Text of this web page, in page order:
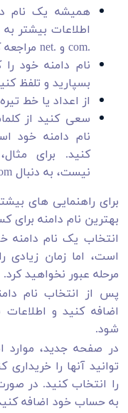
اطلاعات بیشتر
.com و .net مراجعه کنید .
نام دامنه خود
بسپارید و تلفظ
از اعداد یا خط
سعی کنید از
نام دامنه خود
نیست، به دنبال stargardeninghouston.com باشید
برای راهنمایی های
بهترین نام دامنه برای
انتخاب یک نام
است، اما زمان زیادی
مرحله عبور نخواهید کرد.
پس از انتخاب نام
اضافه کنید و اطلاعات
شود.
در صفحه جدید،
توانید آنها را
را انتخاب کنید. در
به حساب خود اضافه